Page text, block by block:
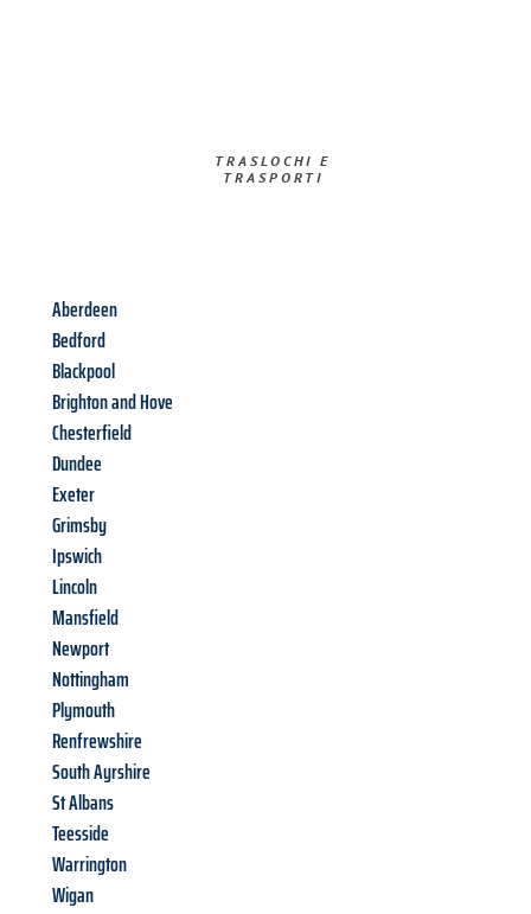
TRASLOCHI E
TRASPORTI​
Aberdeen
Bedford
Blackpool
Brighton and Hove
Chesterfield
Dundee
Exeter
Grimsby
Ipswich
Lincoln
Mansfield
Newport
Nottingham
Plymouth
Renfrewshire
South Ayrshire
St Albans
Teesside
Warrington
Wigan